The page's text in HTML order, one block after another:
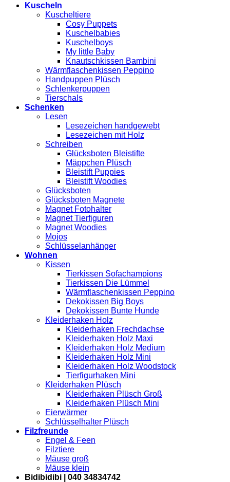
Kuscheln
Kuscheltiere
Cosy Puppets
Kuschelbabies
Kuschelboys
My little Baby
Knautschkissen Bambini
Wärmflaschenkissen Peppino
Handpuppen Plüsch
Schlenkerpuppen
Tierschals
Schenken
Lesen
Lesezeichen handgewebt
Lesezeichen mit Holz
Schreiben
Glücksboten Bleistifte
Mäppchen Plüsch
Bleistift Puppies
Bleistift Woodies
Glücksboten
Glücksboten Magnete
Magnet Fotohalter
Magnet Tierfiguren
Magnet Woodies
Mojos
Schlüsselanhänger
Wohnen
Kissen
Tierkissen Sofachampions
Tierkissen Die Lümmel
Wärmflaschenkissen Peppino
Dekokissen Big Boys
Dekokissen Bunte Hunde
Kleiderhaken Holz
Kleiderhaken Frechdachse
Kleiderhaken Holz Maxi
Kleiderhaken Holz Medium
Kleiderhaken Holz Mini
Kleiderhaken Holz Woodstock
Tierfigurhaken Mini
Kleiderhaken Plüsch
Kleiderhaken Plüsch Groß
Kleiderhaken Plüsch Mini
Eierwärmer
Schlüsselhalter Plüsch
Filzfreunde
Engel & Feen
Filztiere
Mäuse groß
Mäuse klein
Bidibidibi | 040 34834742